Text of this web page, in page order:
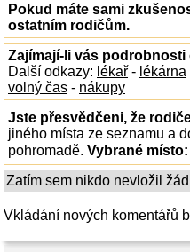
Pokud máte sami
ostatním rodičům.
Zajímají-li vás podrobnosti
Další odkazy: lékař - lékárna
volný čas - nákupy
Jste přesvědčeni, že
jiného místa ze seznamu a
pohromadě. Vybrané místo:
Zatím sem nikdo nevložil
Vkládání nových komentářů